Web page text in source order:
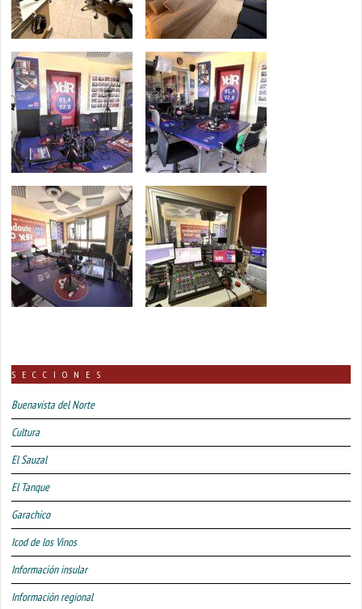
SECCIONES
Buenavista del Norte
Cultura
El Sauzal
El Tanque
Garachico
Icod de los Vinos
Información insular
Información regional